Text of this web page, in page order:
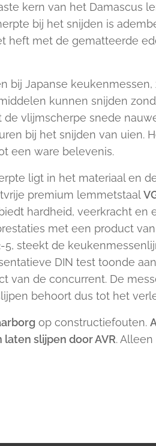
kern van het Damascus
bij het snijden is
heft met de gematteerde
bij Japanse
kunnen snijden
vlijmscherpe snede
bij het snijden van uien.
een ware belevenis.
ligt in het materiaal en
premium lemmetstaal
hardheid, veerkracht en
met een product
5, steekt de
DIN test toonde
van de concurrent. De
behoort dus tot het
op constructiefouten.
slijpen door AVR.